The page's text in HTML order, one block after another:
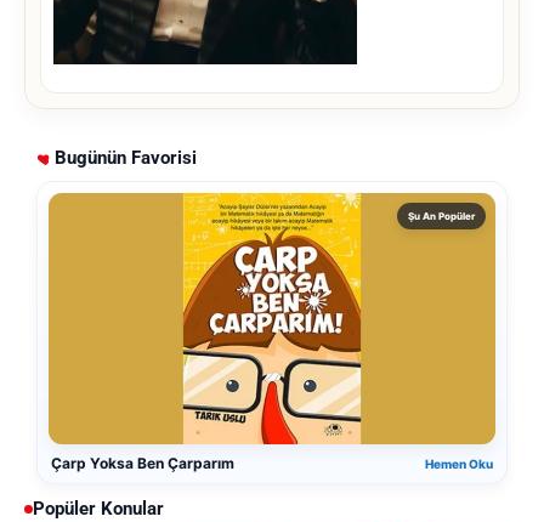
Bugünün Favorisi
Şu An Popüler
Çarp Yoksa Ben Çarparım Hemen Oku
Popüler Konular